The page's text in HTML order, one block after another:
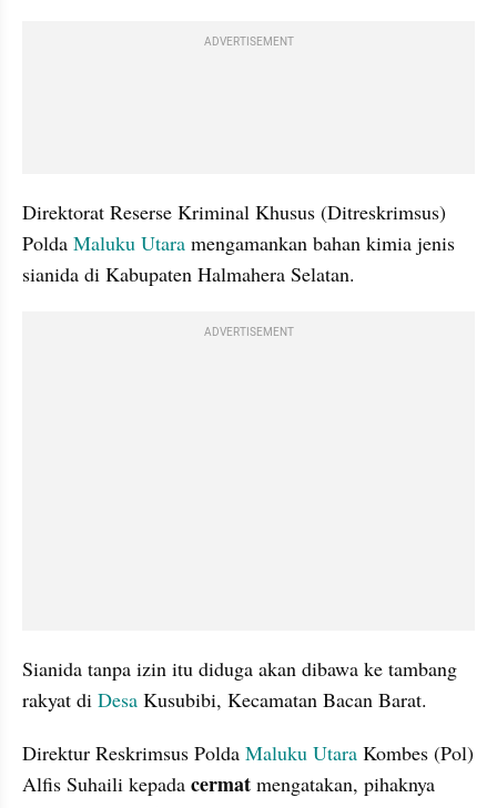
ADVERTISEMENT
Direktorat Reserse Kriminal Khusus (Ditreskrimsus)
Polda Maluku Utara mengamankan bahan kimia jenis
sianida di Kabupaten Halmahera Selatan.
ADVERTISEMENT
Sianida tanpa izin itu diduga akan dibawa ke tambang
rakyat di Desa Kusubibi, Kecamatan Bacan Barat.
Direktur Reskrimsus Polda Maluku Utara Kombes (Pol)
Alfis Suhaili kepada cermat mengatakan, pihaknya